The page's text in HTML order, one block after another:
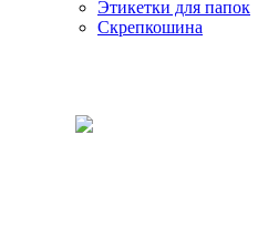
Этикетки для папок
Скрепкошина